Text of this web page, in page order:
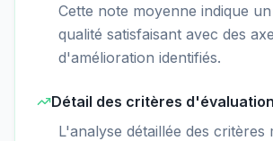
Cette note moyenne indique
qualité satisfaisant avec des
d'amélioration identifiés.
Détail des critères d'évaluation
L'analyse détaillée des critères